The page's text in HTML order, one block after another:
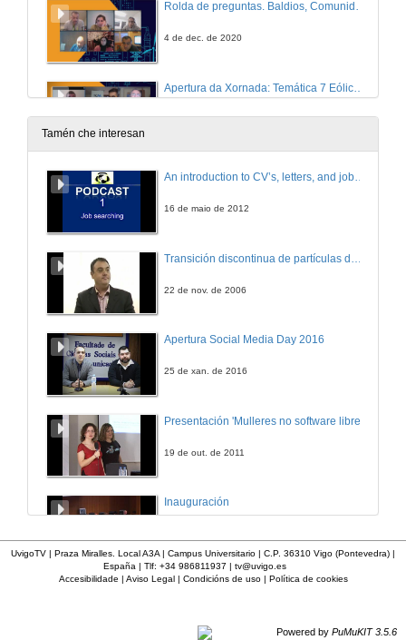
Rolda de preguntas. Baldios, Comunidades de Montes veciñais e enerxías renovábeis: Portugal e Galiza
4 de dec. de 2020
11 de dec. de 2020
Conferencia
Conferencia
Conferencia
Conferencia
Tamén che interesan
An introduction to CV’s, letters, and job searching
16 de maio de 2012
22 de nov. de 2006
Apertura Social Media Day 2016
25 de xan. de 2016
Presentación 'Mulleres no software libre'
19 de out. de 2011
Inauguración
UvigoTV | Praza Miralles. Local A3A | Campus Universitario | C.P. 36310 Vigo (Pontevedra) |
España | Tlf: +34 986811937 | tv@uvigo.es
Accesibilidade | Aviso Legal| Condicións de uso| Política de cookies
Powered by PuMuKIT 3.5.6